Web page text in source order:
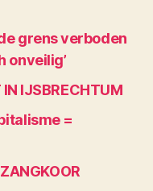
grens verboden
onveilig’
IN IJSBRECHTUM
=